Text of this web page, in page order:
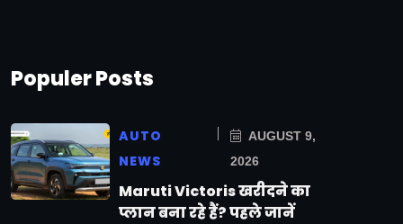
Populer Posts
AUTO
NEWS
AUGUST 9,
2026
Maruti Victoris खरीदने का
प्लान बना रहे हैं? पहले जानें